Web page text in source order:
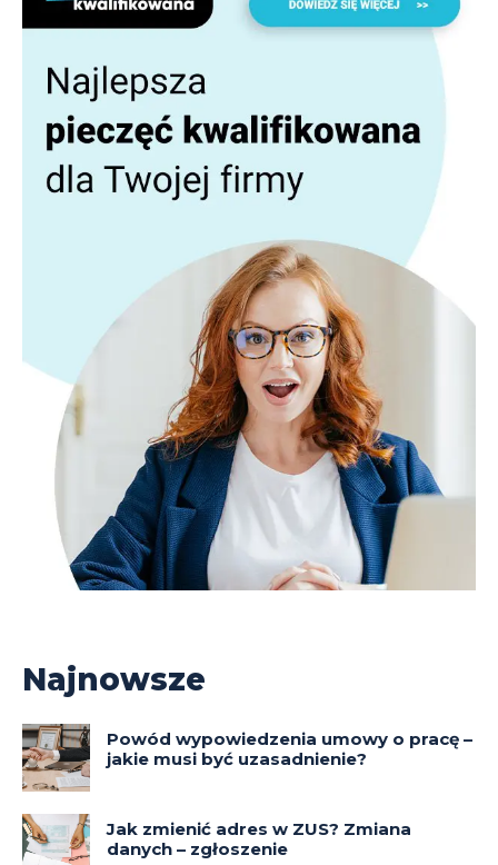
Najnowsze
Powód wypowiedzenia umowy o pracę –
jakie musi być uzasadnienie?
Jak zmienić adres w ZUS? Zmiana
danych – zgłoszenie